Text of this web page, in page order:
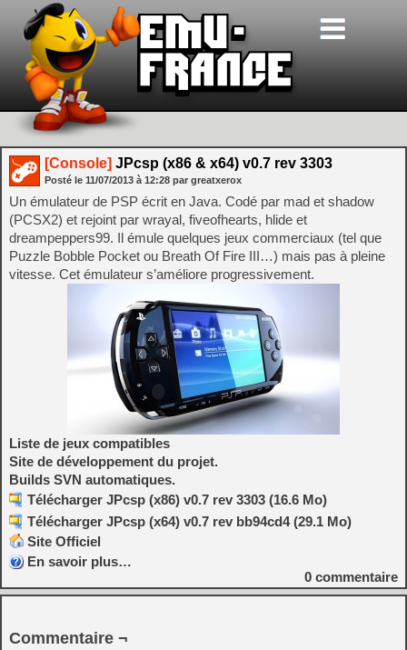
[Console] JPcsp (x86 & x64) v0.7 rev 3303
Posté le 11/07/2013 à 12:28 par greatxerox
Un émulateur de PSP écrit en Java. Codé par mad et shadow
(PCSX2) et rejoint par wrayal, fiveofhearts, hlide et
dreampeppers99. Il émule quelques jeux commerciaux (tel que
Puzzle Bobble Pocket ou Breath Of Fire III…) mais pas à pleine
vitesse. Cet émulateur s’améliore progressivement.
Liste de jeux compatibles
Site de développement du projet.
Builds SVN automatiques.
Télécharger JPcsp (x86) v0.7 rev 3303 (16.6 Mo)
Télécharger JPcsp (x64) v0.7 rev bb94cd4 (29.1 Mo)
Site Officiel
En savoir plus…
0 commentaire
Commentaire ¬